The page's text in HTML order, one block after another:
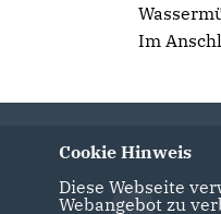
Im
Cookie Hinweis
Diese Webseite
Webangebot zu